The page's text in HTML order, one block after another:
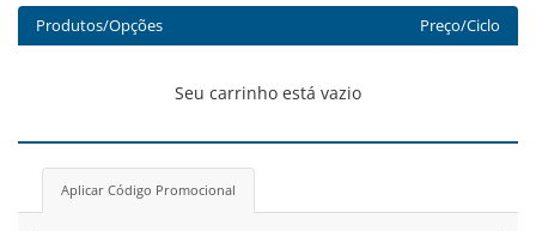
Produtos/Opções Preço/Ciclo
Seu carrinho está vazio
Aplicar Código Promocional